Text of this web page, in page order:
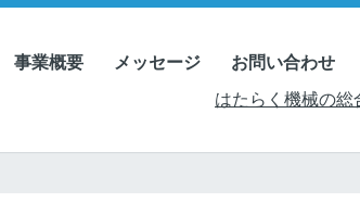
事業概要 メッセージ お問い合わせ
はたらく機械の